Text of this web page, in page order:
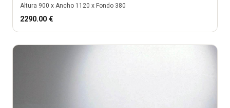
Altura 900 x Ancho 1120 x Fondo 380
2290.00 €